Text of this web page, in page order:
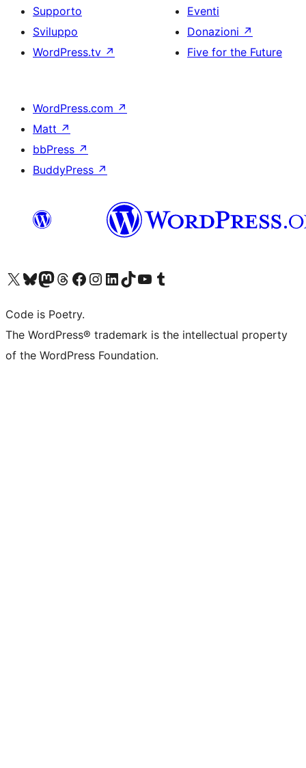
Supporto
Sviluppo
WordPress.tv ↗
Eventi
Donazioni ↗
Five for the Future
WordPress.com ↗
Matt ↗
bbPress ↗
BuddyPress ↗
Visita il nostro account X (ex Twitter)
Visita il nostro account Bluesky
Visita il nostro account Mastodon
Visita il nostro account Threads
Visita la nostra pagina Facebook
Visita il nostro account Instagram
Visita il nostro account LinkedIn
Visita il nostro account TikTok
Visita il nostro canale YouTube
Visita il nostro account Tumblr
Code is Poetry.
The WordPress® trademark is the intellectual property
of the WordPress Foundation.